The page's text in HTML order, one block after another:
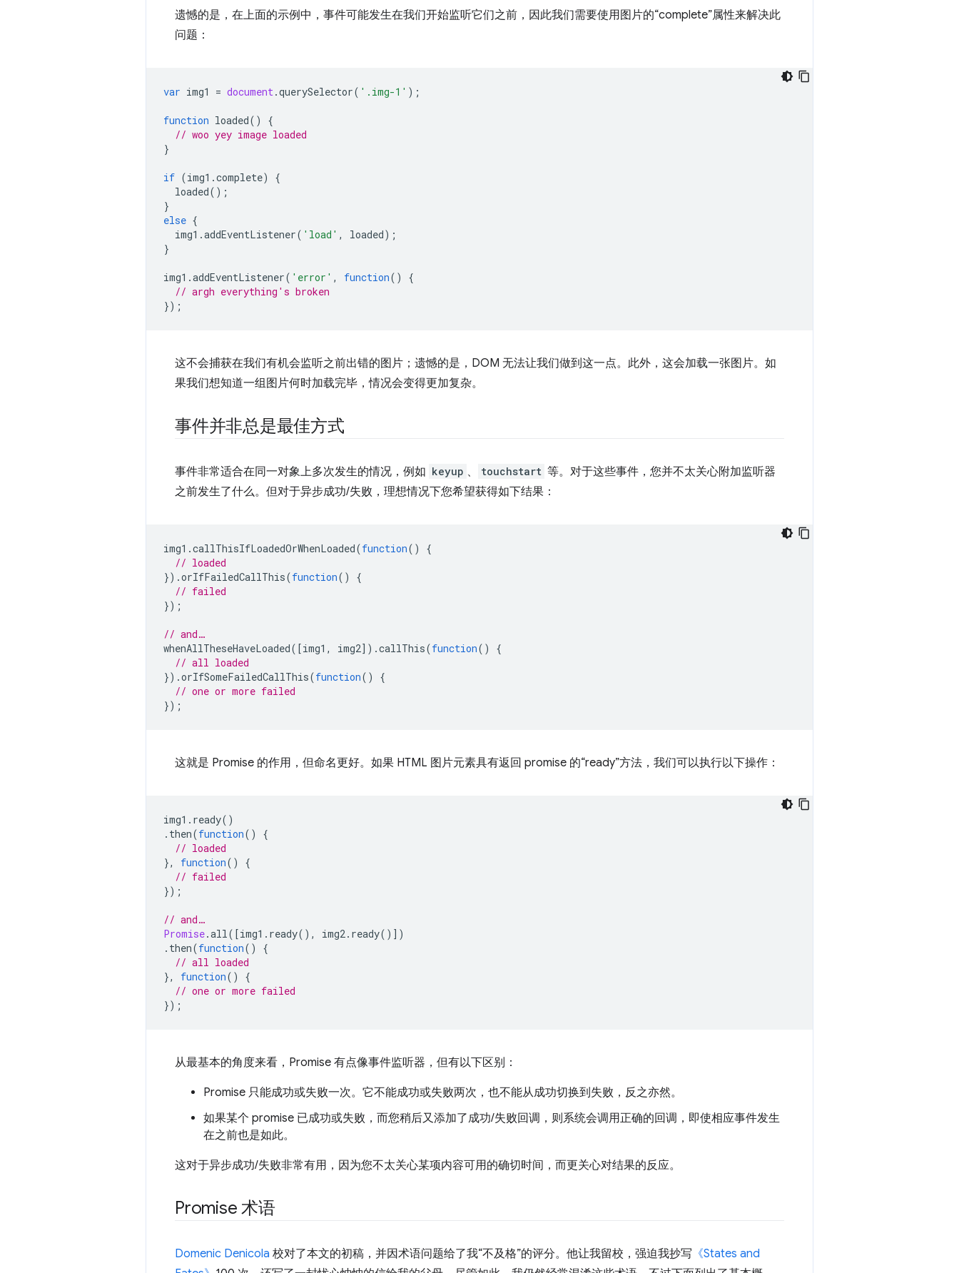
遗憾的是，在上面的示例中，事件可能发生在我们开始监听它们之前，因此我们需要使用图片的“complete”属性来解决此
问题：
var img1 = document.querySelector( '.img-1' );
function loaded()
{
// woo yey image loaded
}
if (img1 .complete)
{
loaded();
}
else {
img1 .addEventListener( 'load' , loaded);
}
img1 .addEventListener( 'error' , function()
{
// argh everything's broken
});
这不会捕获在我们有机会监听之前出错的图片；遗憾的是，DOM 无法让我们做到这一点。此外，这会加载一张图片。如
果我们想知道一组图片何时加载完毕，情况会变得更加复杂。
事件并非总是最佳方式
事件非常适合在同一对象上多次发生的情况，例如 keyup 、 touchstart 等。对于这些事件，您并不太关心附加监听器
之前发生了什么。但对于异步成功/失败，理想情况下您希望获得如下结果：
img1 .callThisIfLoadedOrWhenLoaded(function()
{
// loaded
}).orIfFailedCallThis(function()
{
// failed
});
// and…
whenAllTheseHaveLoaded([img1 , img2]).callThis(function()
{
// all loaded
}).orIfSomeFailedCallThis(function()
{
// one or more failed
});
这就是 Promise 的作用，但命名更好。如果 HTML 图片元素具有返回 promise 的“ready”方法，我们可以执行以下操作：
img1 . ready()
. then(function()
{
// loaded
},
function()
{
// failed
});
// and…
Promise.all([img1 . ready(), img2. ready()])
. then(function()
{
// all loaded
},
function()
{
// one or more failed
});
从最基本的角度来看，Promise 有点像事件监听器，但有以下区别：
Promise 只能成功或失败一次。它不能成功或失败两次，也不能从成功切换到失败，反之亦然。
如果某个 promise 已成功或失败，而您稍后又添加了成功/失败回调，则系统会调用正确的回调，即使相应事件发生
在之前也是如此。
这对于异步成功/失败非常有用，因为您不太关心某项内容可用的确切时间，而更关心对结果的反应。
Promise 术语
Domenic Denicola 校对了本文的初稿，并因术语问题给了我“不及格”的评分。他让我留校，强迫我抄写 《States and